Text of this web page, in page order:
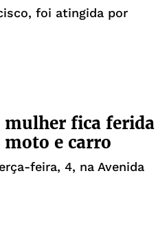
foi atingida por
mulher fica ferida
e carro
feira, 4, na Avenida